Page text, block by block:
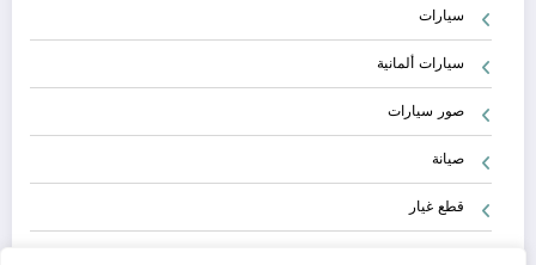
سيارات
سيارات ألمانية
صور سيارات
صيانة
قطع غيار